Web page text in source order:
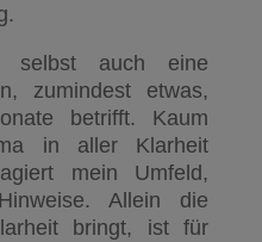
auch eine
zumindest etwas,
betrifft. Kaum
in aller Klarheit
mein Umfeld,
Allein die
bringt, ist für